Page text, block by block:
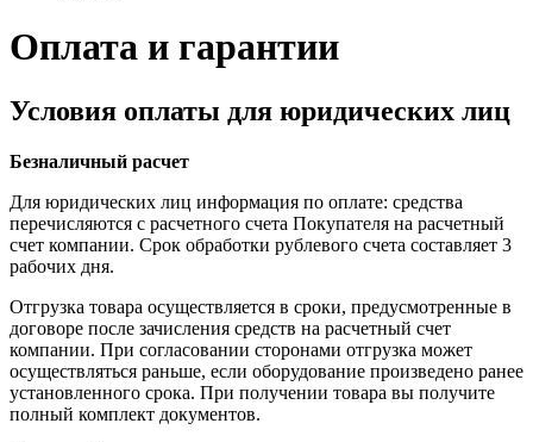
Оплата и гарантии
Условия оплаты для юридических лиц
Безналичный расчет
Для юридических лиц информация по оплате: средства
перечисляются с расчетного счета Покупателя на расчетный
счет компании. Срок обработки рублевого счета составляет 3
рабочих дня.
Отгрузка товара осуществляется в сроки, предусмотренные в
договоре после зачисления средств на расчетный счет
компании. При согласовании сторонами отгрузка может
осуществляться раньше, если оборудование произведено ранее
установленного срока. При получении товара вы получите
полный комплект документов.